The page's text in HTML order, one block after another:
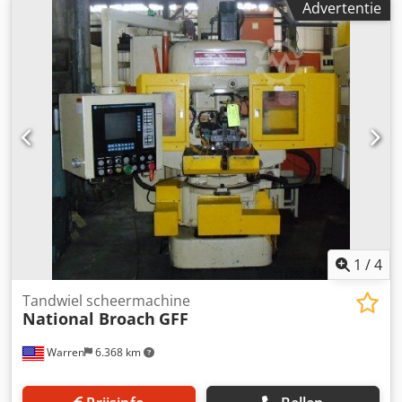
Advertentie
1 /4
Warren 6.368 km
Tandwiel scheermachine
National Broach GFF